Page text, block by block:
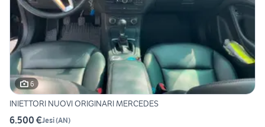
6
INIETTORI NUOVI ORIGINARI MERCEDES
6.500 €Jesi(AN)